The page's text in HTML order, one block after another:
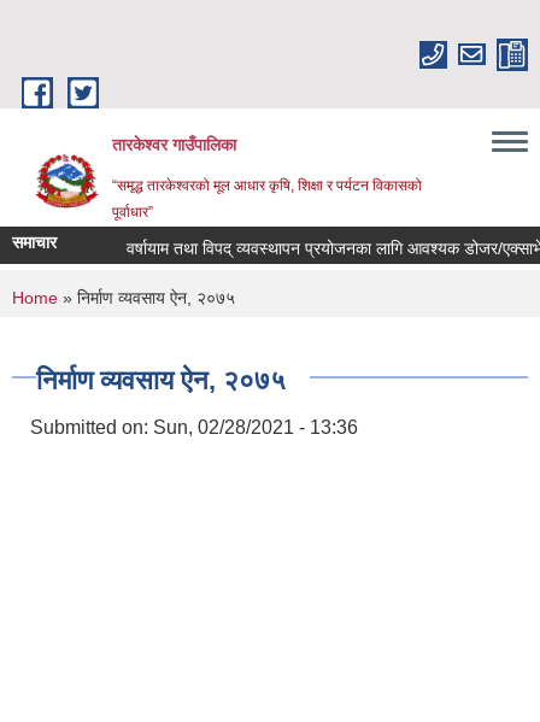
तारकेश्वर गाउँपालिका
“समृद्ध तारकेश्वरको मूल आधार कृषि, शिक्षा र पर्यटन विकासको
पूर्वाधार”
समाचार वर्षायाम तथा विपद् व्यवस्थापन प्रयोजनका लागि आवश्यक डोजर/
You are here
Home » निर्माण व्यवसाय ऐन, २०७५
निर्माण व्यवसाय ऐन, २०७५
Submitted on: Sun, 02/28/2021 - 13:36